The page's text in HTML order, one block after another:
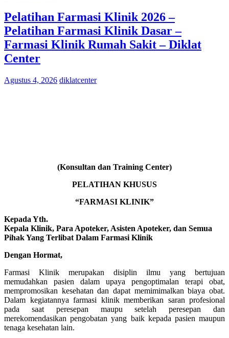
Pelatihan Farmasi Klinik 2026 –
Pelatihan Farmasi Klinik Dasar –
Farmasi Klinik Rumah Sakit – Diklat
Center
Agustus 4, 2026 diklatcenter
(Konsultan dan Training Center)
PELATIHAN KHUSUS
“FARMASI KLINIK”
Kepada Yth.
Kepala Klinik, Para Apoteker, Asisten Apoteker, dan Semua
Pihak Yang Terlibat Dalam Farmasi Klinik
Dengan Hormat,
Farmasi Klinik merupakan disiplin ilmu yang bertujuan
memudahkan pasien dalam upaya pengoptimalan terapi obat,
mempromosikan kesehatan dan dapat memimimalkan biaya obat.
Dalam kegiatannya farmasi klinik memberikan saran profesional
pada saat peresepan maupu setelah peresepan dan
merekomendasikan pengobatan yang baik kepada pasien maupun
tenaga kesehatan lain.